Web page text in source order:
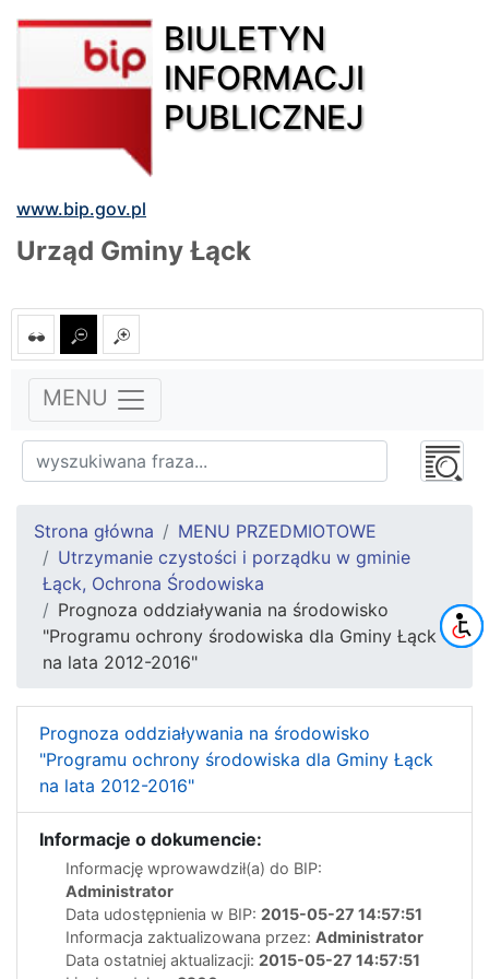
BIULETYN
INFORMACJI
PUBLICZNEJ
www.bip.gov.pl
Urząd Gminy Łąck
MENU
Strona główna
MENU PRZEDMIOTOWE
Utrzymanie czystości i porządku w gminie
Łąck, Ochrona Środowiska
Prognoza oddziaływania na środowisko
"Programu ochrony środowiska dla Gminy Łąck
na lata 2012-2016"
Prognoza oddziaływania na środowisko
"Programu ochrony środowiska dla Gminy Łąck
na lata 2012-2016"
Informacje o dokumencie:
Informację wprowawdził(a) do BIP:
Administrator
Data udostępnienia w BIP: 2015-05-27 14:57:51
Informacja zaktualizowana przez: Administrator
Data ostatniej aktualizacji: 2015-05-27 14:57:51